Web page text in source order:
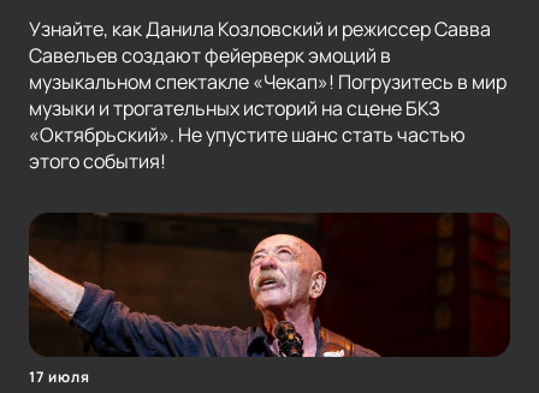
Узнайте, как Данила Козловский и режиссер Савва
Савельев создают фейерверк эмоций в
музыкальном спектакле «Чекап»! Погрузитесь в мир
музыки и трогательных историй на сцене БКЗ
«Октябрьский». Не упустите шанс стать частью
этого события!
17 июля